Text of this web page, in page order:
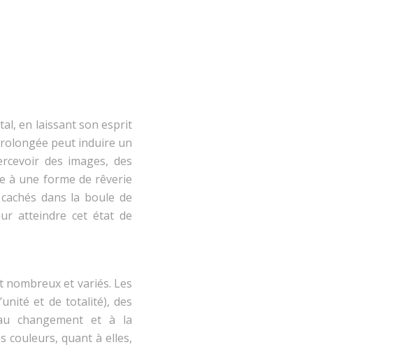
en laissant son esprit
peut induire un
des images, des
à une forme de rêverie
dans la boule de
atteindre cet état de
et variés. Les
et de totalité), des
changement et à la
couleurs, quant à elles,